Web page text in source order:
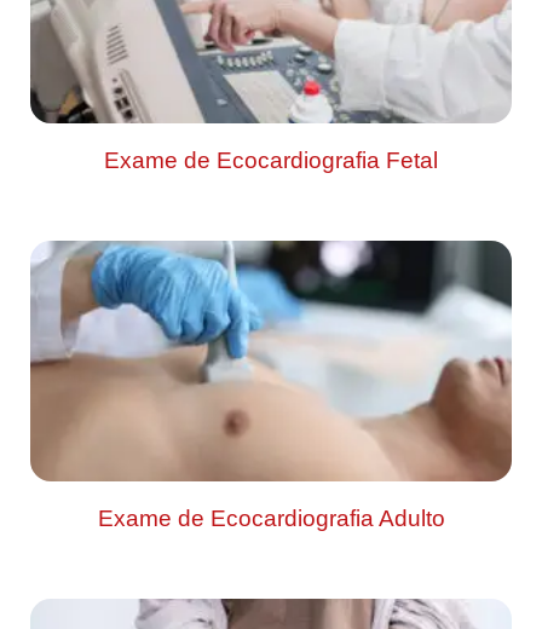
Exame de Ecocardiografia Fetal
Exame de Ecocardiografia Adulto